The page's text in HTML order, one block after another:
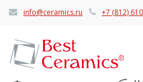
info@ceramics.ru +7 (812)